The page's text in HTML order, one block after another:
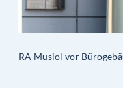
RA Musiol vor